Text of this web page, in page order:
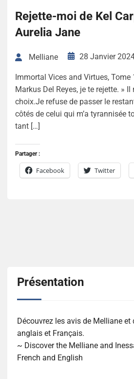
Rejette-moi de Kel
Aurelia Jane
Melliane 28 Janvier
Immortal Vices and Virtues, Tome
Markus Del Reyes, je te rejette. » Il
choix.Je refuse de passer le
côtés de celui qui m’a tyrannisée
tant […]
Partager :
Facebook Twitter
Présentation
Découvrez les avis de Melliane et
anglais et Français.
~ Discover the Melliane and
French and English